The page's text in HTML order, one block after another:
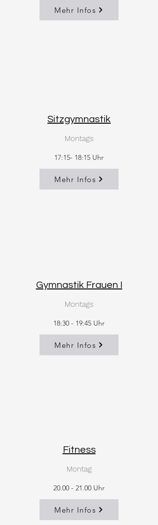
Sitzgymnastik
Montags
17:15- 18:15 Uhr
Mehr Infos
Mehr Infos
Gymnastik Frauen I
Montags
18:30 - 19:45 Uhr
Mehr Infos
Fitness
Montag
20.00 - 21.00 Uhr
Mehr Infos